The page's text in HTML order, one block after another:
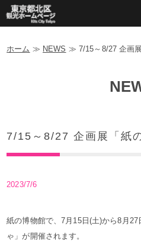
ホーム ≫ NEWS ≫ 7/15～8/27 企画
7/15～8/27 企画展「紙
2023/7/6
紙の博物館で、7月15日(土)から8月
ゃ」が開催されます。